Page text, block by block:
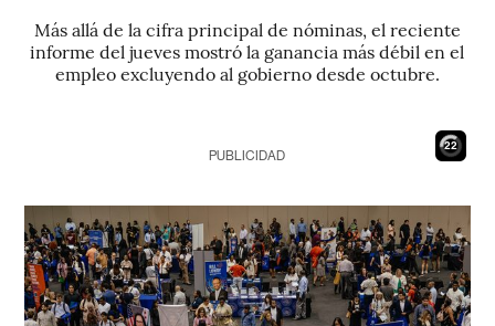
Más allá de la cifra principal de nóminas, el reciente
informe del jueves mostró la ganancia más débil en el
empleo excluyendo al gobierno desde octubre.
21
PUBLICIDAD